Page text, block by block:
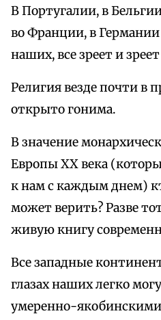
В Португалии, в
во Франции, в Германии
наших, все зреет и
Религия везде почти в
открыто гонима.
В значение
Европы XX века
к нам с каждым днем)
может верить? Разве
живую книгу
Все западные
глазах наших легко
умеренно-